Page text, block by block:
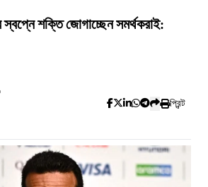
শক্তি জোগাচ্ছেন সমর্থকরাই:
প্রিন্ট